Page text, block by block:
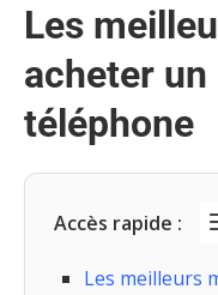
Les
acheter un
téléphone
Accès rapide :
Les meilleurs